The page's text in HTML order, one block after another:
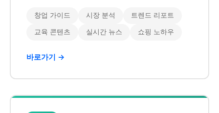
창업 가이드 시장 분석 트렌드 리포트
교육 콘텐츠 실시간 뉴스 쇼핑 노하우
바로가기 →